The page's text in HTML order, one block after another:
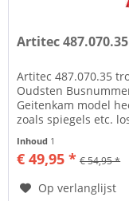
Artitec
Artitec 487.070.35
Oudsten
Geitenkam model
zoals spiegels etc.
Inhoud 1
€ 49,95 * € 54,95 *
Op verlanglijst